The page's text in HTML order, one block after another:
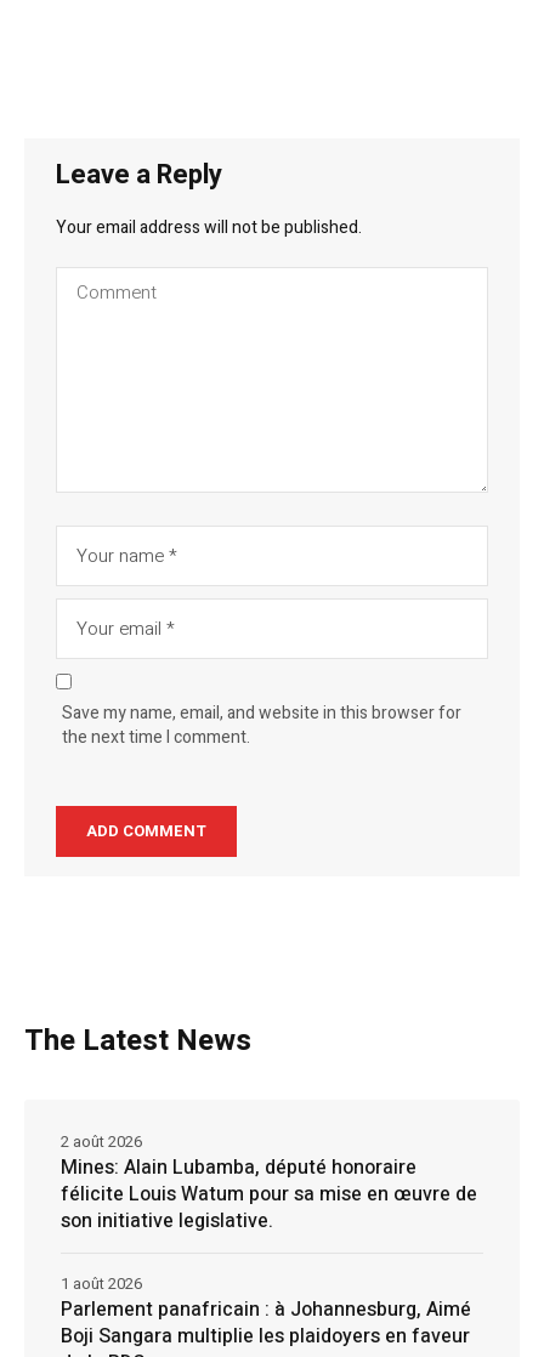
Leave a Reply
Your email address will not be published.
Save my name, email, and website in this browser for
the next time I comment.
The Latest News
Mines: Alain Lubamba, député honoraire
félicite Louis Watum pour sa mise en œuvre de
son initiative legislative.
2 août 2026
Parlement panafricain : à Johannesburg, Aimé
Boji Sangara multiplie les plaidoyers en faveur
1 août 2026